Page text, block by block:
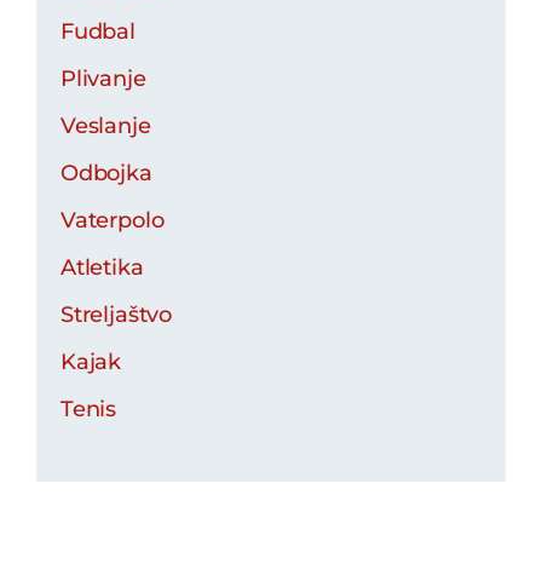
Fudbal
Plivanje
Veslanje
Odbojka
Vaterpolo
Atletika
Streljaštvo
Kajak
Tenis